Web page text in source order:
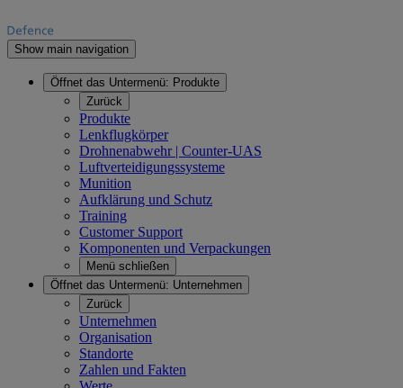
Show main navigation
Öffnet das Untermenü: Produkte
Zurück
Produkte
Lenkflugkörper
Drohnenabwehr | Counter-UAS
Luftverteidigungssysteme
Munition
Aufklärung und Schutz
Training
Customer Support
Komponenten und Verpackungen
Menü schließen
Öffnet das Untermenü: Unternehmen
Zurück
Unternehmen
Organisation
Standorte
Zahlen und Fakten